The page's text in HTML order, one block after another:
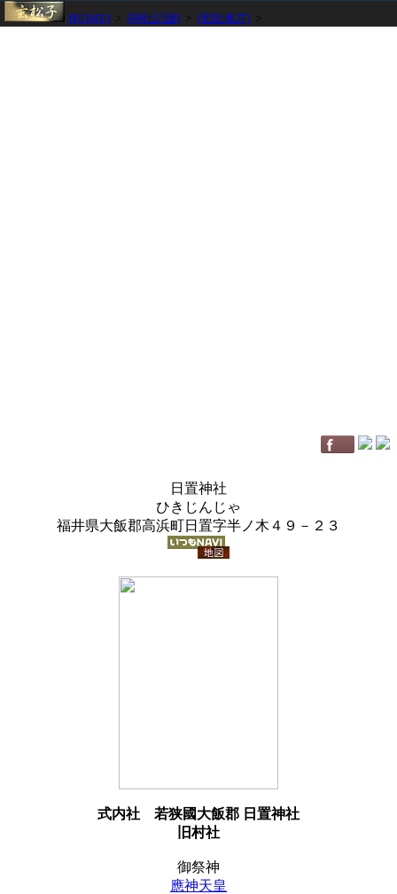
[HOME] [神社記憶] [北陸地方]
日置神社
ひきじんじゃ
福井県大飯郡高浜町日置字半ノ木４９－２３
式内社
若狭國大飯郡 日置神社
旧村社
御祭神
應神天皇